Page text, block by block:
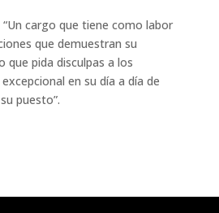
cargo que tiene como labor
que demuestran su
pida disculpas a los
en su día a día de
puesto”.